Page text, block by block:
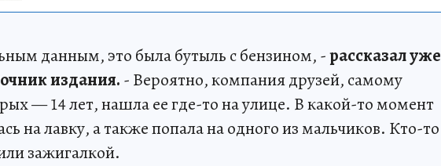
данным, это была бутыль с бензином, -рассказал уже
издания. - Вероятно, компания друзей, самому
— 14 лет, нашла ее где-то на улице. В какой-то момент
на лавку, а также попала на одного из мальчиков. Кто-то
зажигалкой.